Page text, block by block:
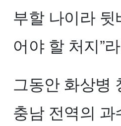
부할 나이라
어야 할 처지”
그동안 화상병
충남 전역의